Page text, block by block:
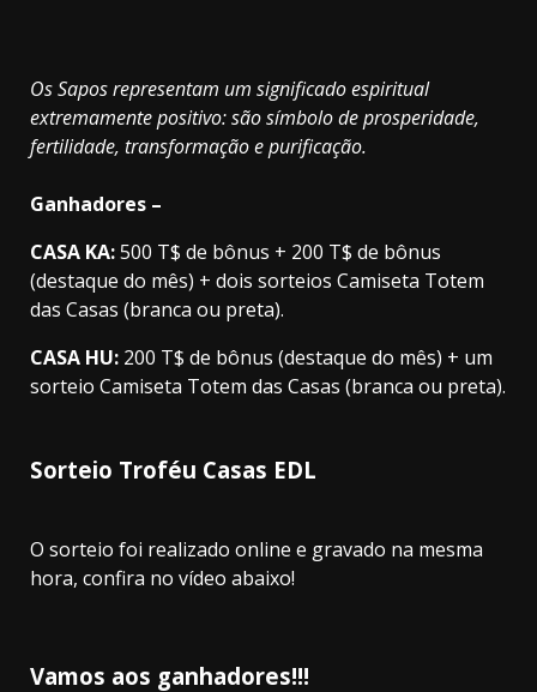
Os Sapos representam um significado espiritual
extremamente positivo: são símbolo de prosperidade,
fertilidade, transformação e purificação.
Ganhadores –
CASA KA:500 T$ de bônus + 200 T$ de bônus
(destaque do mês) + dois sorteios Camiseta Totem
das Casas (branca ou preta).
CASA HU: 200 T$ de bônus (destaque do mês) + um
sorteio Camiseta Totem das Casas (branca ou preta).
Sorteio Troféu Casas EDL
O sorteio foi realizado online e gravado na mesma
hora, confira no vídeo abaixo!
Vamos aos ganhadores!!!